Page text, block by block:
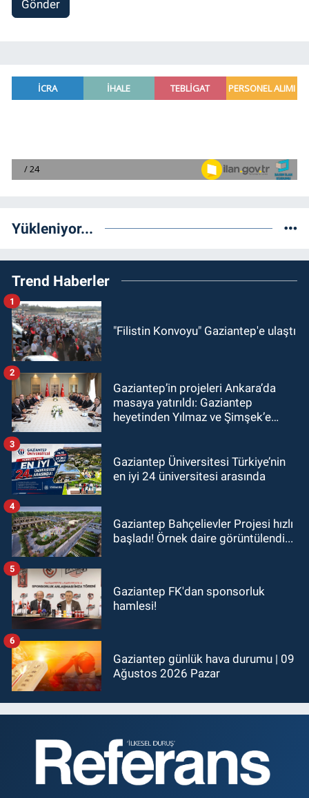
Gönder
Yükleniyor...
Trend Haberler
"Filistin Konvoyu" Gaziantep'e ulaştı
1
Gaziantep’in projeleri Ankara’da
masaya yatırıldı: Gaziantep
heyetinden Yılmaz ve Şimşek’e
2
Gaziantep Üniversitesi Türkiye’nin
en iyi 24 üniversitesi arasında
3
Gaziantep Bahçelievler Projesi hızlı
başladı! Örnek daire görüntülendi...
4
Gaziantep FK'dan sponsorluk
hamlesi!
5
Gaziantep günlük hava durumu | 09
Ağustos 2026 Pazar
6